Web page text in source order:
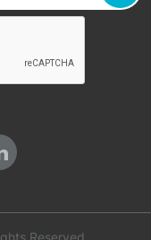
Reserved.